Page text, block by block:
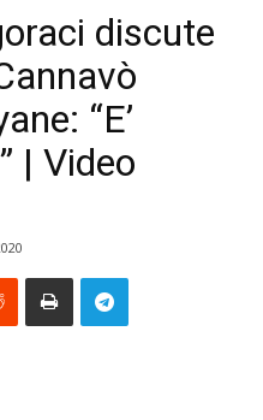
discute
“E’
| Video